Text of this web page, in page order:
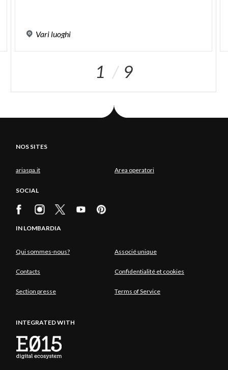
Vari luoghi
1 9
NOS SITES
ariaspa.it Area operatori
SOCIAL
IN LOMBARDIA
Qui sommes-nous? Associé unique
Contacts Confidentialité et cookies
Section presse Terms of Service
INTEGRATED WITH